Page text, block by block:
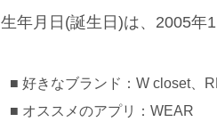
生年月日(誕生日)は、2005年
好きなブランド：W closet、
オススメのアプリ：WEAR